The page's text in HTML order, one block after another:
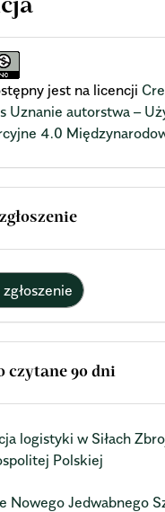
jest na licencji
Uznanie autorstwa –
4.0
czytane 90 dni
logistyki w Siłach
Polskiej
Nowego Jedwabnego